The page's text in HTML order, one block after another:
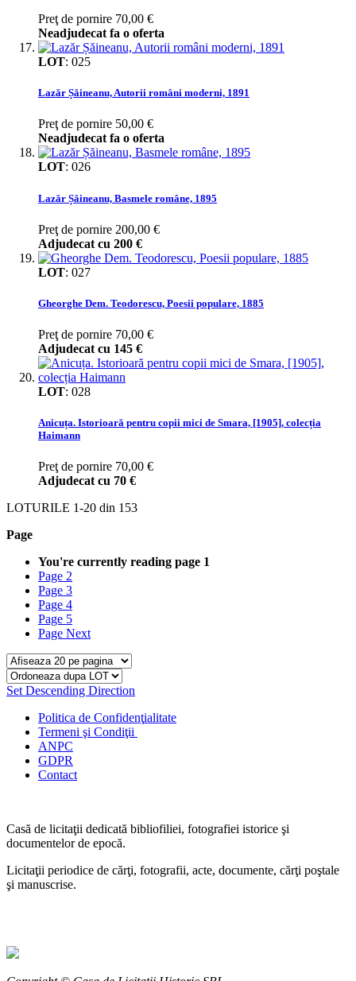
Preţ de pornire 70,00 €
Neadjudecat fa o oferta
LOT: 025
Lazăr Șăineanu, Autorii români moderni, 1891
Preţ de pornire 50,00 €
Neadjudecat fa o oferta
LOT: 026
Lazăr Șăineanu, Basmele române, 1895
Preţ de pornire 200,00 €
Adjudecat cu 200 €
LOT: 027
Gheorghe Dem. Teodorescu, Poesii populare, 1885
Preţ de pornire 70,00 €
Adjudecat cu 145 €
LOT: 028
Anicuța. Istorioară pentru copii mici de Smara, [1905], colecția
Haimann
Preţ de pornire 70,00 €
Adjudecat cu 70 €
LOTURILE 1-20 din 153
Page
You're currently reading page 1
Page 2
Page 3
Page 4
Page 5
Page Next
Set Descending Direction
Politica de Confidenţialitate
Termeni şi Condiţii
ANPC
GDPR
Contact
Casă de licitaţii dedicată bibliofiliei, fotografiei istorice şi
documentelor de epocă.
Licitaţii periodice de cărţi, fotografii, acte, documente, cărţi poştale
şi manuscrise.